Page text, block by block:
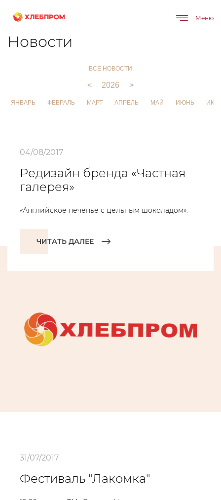
Меню
Главная О компании
Новости
ВСЕ НОВОСТИ
< 2026 >
ЯНВАРЬ ФЕВРАЛЬ МАРТ АПРЕЛЬ МАЙ ИЮНЬ
04/08/2017
Редизайн бренда «Частная
галерея»
«Английское печенье с цельным шоколадом».
ЧИТАТЬ ДАЛЕЕ
31/07/2017
Фестиваль "Лакомка"